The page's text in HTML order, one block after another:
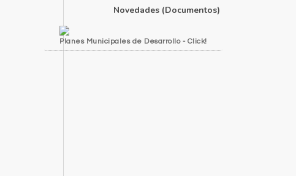
Novedades (Documentos)
Planes Municipales de Desarrollo - Click!